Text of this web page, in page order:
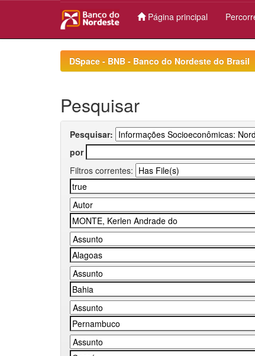
Página principal
DSpace - BNB - Banco do Nordeste do Brasil
Pesquisar
Pesquisar:
por
Filtros correntes: